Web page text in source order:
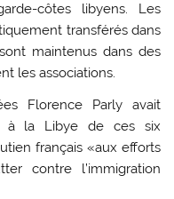
côtes libyens. Les
transférés dans
maintenus dans des
les associations.
Florence Parly avait
à la Libye de ces six
français «aux efforts
contre l’immigration